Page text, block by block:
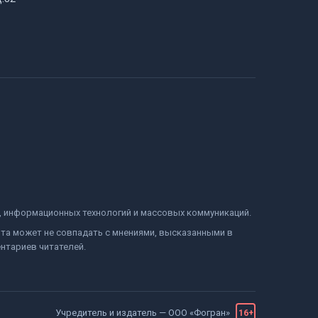
технологий и массовых коммуникаций.
может не совпадать с мнениями, высказанными в
читателей.
Учредитель и издатель — ООО «Фогран» 16+